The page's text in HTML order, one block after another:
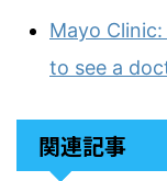
Mayo
to see a
関連記事